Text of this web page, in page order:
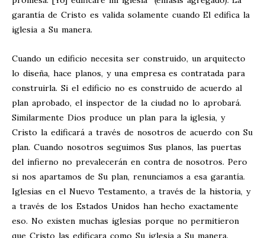
garantía de Cristo es valida solamente cuando El edifica la
iglesia a Su manera.
Cuando un edificio necesita ser construido, un arquitecto
lo diseña, hace planos, y una empresa es contratada para
construirla. Si el edificio no es construido de acuerdo al
plan aprobado, el inspector de la ciudad no lo aprobará.
Similarmente Dios produce un plan para la iglesia, y
Cristo la edificará a través de nosotros de acuerdo con Su
plan. Cuando nosotros seguimos Sus planos, las puertas
del infierno no prevalecerán en contra de nosotros. Pero
si nos apartamos de Su plan, renunciamos a esa garantía.
Iglesias en el Nuevo Testamento, a través de la historia, y
a través de los Estados Unidos han hecho exactamente
eso. No existen muchas iglesias porque no permitieron
que Cristo las edificara como Su iglesia a Su manera.